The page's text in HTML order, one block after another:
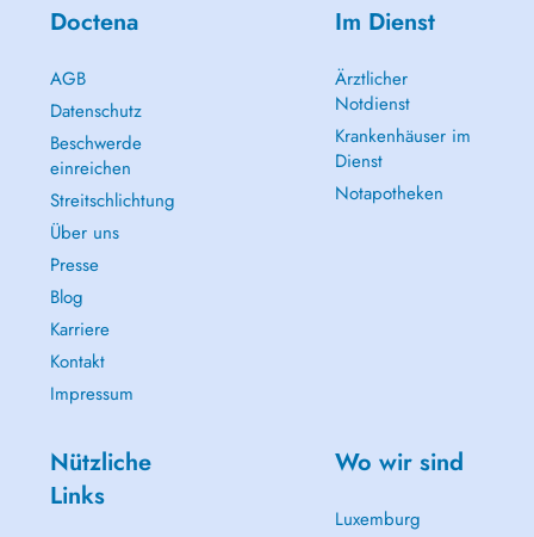
Doctena
AGB
Datenschutz
Beschwerde
einreichen
Streitschlichtung
Über uns
Presse
Blog
Karriere
Kontakt
Impressum
Im Dienst
Ärztlicher
Notdienst
Krankenhäuser im
Dienst
Notapotheken
Nützliche
Links
Wo wir sind
Luxemburg